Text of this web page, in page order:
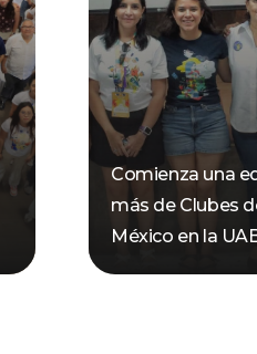
Comienza una
más de Clubes
México en la